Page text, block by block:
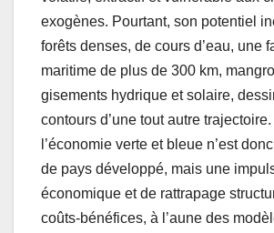
exogènes. Pourtant, son potentiel
forêts denses, de cours d’eau, une
maritime de plus de 300 km,
gisements hydrique et solaire,
contours d’une tout autre
l’économie verte et bleue n’est
de pays développé, mais une
économique et de rattrapage
coûts-bénéfices, à l’aune des